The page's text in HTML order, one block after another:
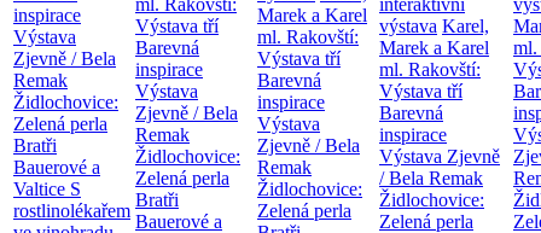
inspirace
Výstava
Zjevně / Bela
Remak
Židlochovice:
Zelená perla
Bratři
Bauerové a
Valtice S
rostlinolékařem
ml. Rakovští:
Výstava tří
Barevná
inspirace
Výstava
Zjevně / Bela
Remak
Židlochovice:
Zelená perla
Bratři
Bauerové a
Marek a Karel
ml. Rakovští:
Výstava tří
Barevná
inspirace
Výstava
Zjevně / Bela
Remak
Židlochovice:
Zelená perla
interaktivní
výstava Karel,
Marek a Karel
ml. Rakovští:
Výstava tří
Barevná
inspirace
Výstava Zjevně
/ Bela Remak
Židlochovice:
Zelená perla
ml.